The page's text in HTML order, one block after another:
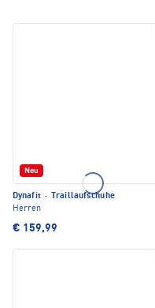
Neu
Dynafit ·
Traillaufschuhe
Herren
€ 159,99